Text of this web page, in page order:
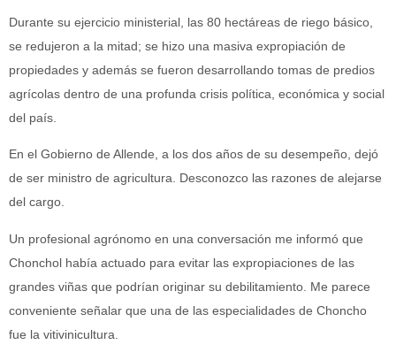
Durante su ejercicio ministerial, las 80 hectáreas de riego básico,
se redujeron a la mitad; se hizo una masiva expropiación de
propiedades y además se fueron desarrollando tomas de predios
agrícolas dentro de una profunda crisis política, económica y social
del país.
En el Gobierno de Allende, a los dos años de su desempeño, dejó
de ser ministro de agricultura. Desconozco las razones de alejarse
del cargo.
Un profesional agrónomo en una conversación me informó que
Chonchol había actuado para evitar las expropiaciones de las
grandes viñas que podrían originar su debilitamiento. Me parece
conveniente señalar que una de las especialidades de Choncho
fue la vitivinicultura.